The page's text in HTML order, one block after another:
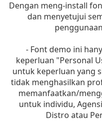
Dengan meng-install
dan menyetujui
- Font demo ini
keperluan "Personal
untuk keperluan yang
tidak menghasilkan
memanfaatkan/
untuk individu,
Distro atau